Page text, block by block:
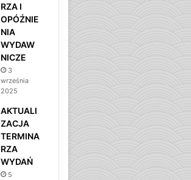
RZA I
OPÓŹNIE
NIA
WYDAW
NICZE
3
września
2025
AKTUALI
ZACJA
TERMINA
RZA
WYDAŃ
5